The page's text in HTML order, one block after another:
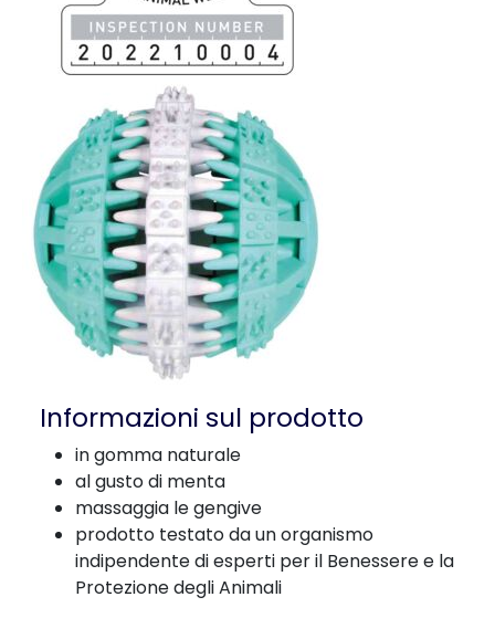
Informazioni sul prodotto
in gomma naturale
al gusto di menta
massaggia le gengive
prodotto testato da un organismo
indipendente di esperti per il Benessere e la
Protezione degli Animali